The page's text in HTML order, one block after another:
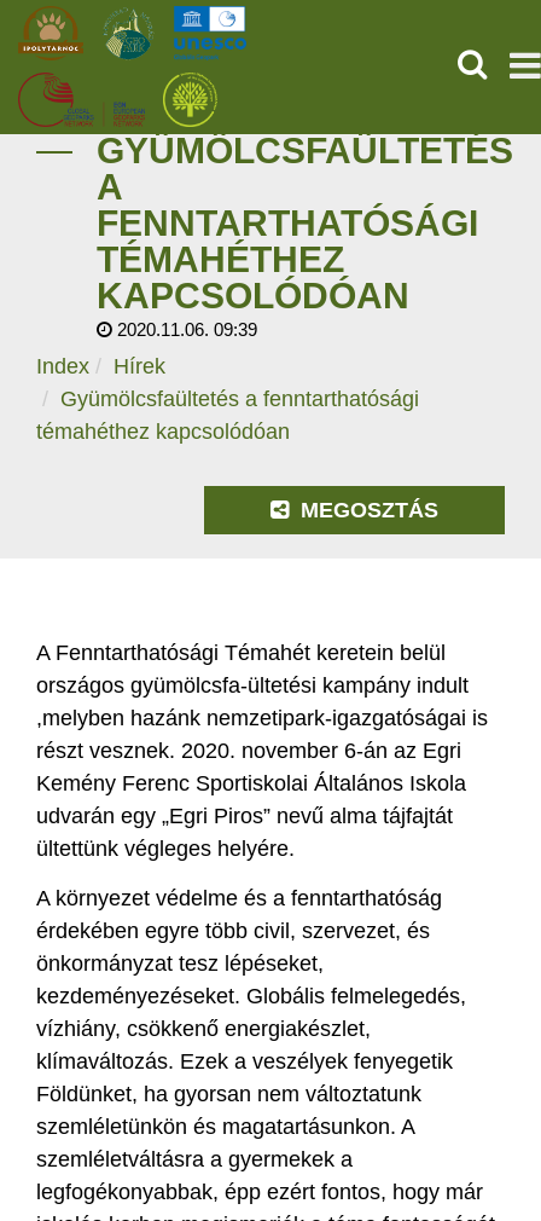
KEZDŐOLDAL
ŐSVILÁGI POMPEJI
SZOLGÁLTATÁSOK
HÍREK
GYÜMÖLCSFAÜLTETÉS
A
FENNTARTHATÓSÁGI
TÉMAHÉTHEZ
KAPCSOLÓDÓAN
2020.11.06. 09:39
Index
Hírek
Gyümölcsfaültetés a fenntarthatósági
témahéthez kapcsolódóan
MEGOSZTÁS
A Fenntarthatósági Témahét keretein belül
országos gyümölcsfa-ültetési kampány indult
,melyben hazánk nemzetipark-igazgatóságai is
részt vesznek. 2020. november 6-án az Egri
Kemény Ferenc Sportiskolai Általános Iskola
udvarán egy „Egri Piros” nevű alma tájfajtát
ültettünk végleges helyére.
A környezet védelme és a fenntarthatóság
érdekében egyre több civil, szervezet, és
önkormányzat tesz lépéseket,
kezdeményezéseket. Globális felmelegedés,
vízhiány, csökkenő energiakészlet,
klímaváltozás. Ezek a veszélyek fenyegetik
Földünket, ha gyorsan nem változtatunk
szemléletünkön és magatartásunkon. A
szemléletváltásra a gyermekek a
legfogékonyabbak, épp ezért fontos, hogy már